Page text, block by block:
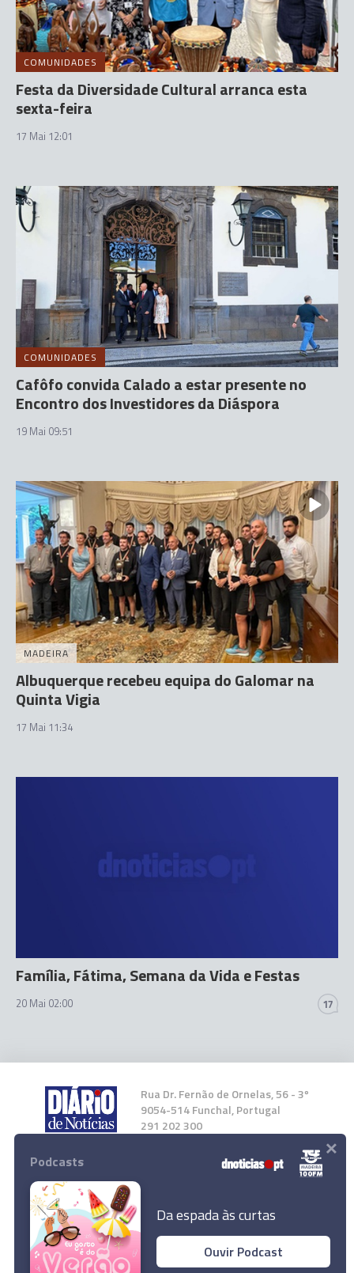
Vídeo ilustra momentos altos do Cortejo
COMUNIDADES
Festa da Diversidade Cultural arranca esta
sexta-feira
17 Mai 12:01
COMUNIDADES
Cafôfo convida Calado a estar presente no
Encontro dos Investidores da Diáspora
19 Mai 09:51
MADEIRA
Albuquerque recebeu equipa do Galomar na
Quinta Vigia
17 Mai 11:34
Família, Fátima, Semana da Vida e Festas
20 Mai 02:00 17
Rua Dr. Fernão de Ornelas, 56 - 3º
9054-514 Funchal, Portugal
291 202 300
Instale a nossa App
© 2023 Empresa Diário de Notícias, Lda.
Podcasts
Da espada às curtas
Ouvir Podcast
×